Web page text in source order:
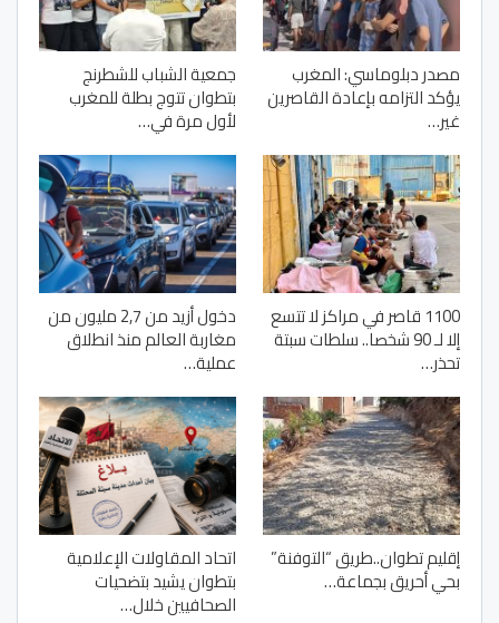
مصدر دبلوماسي: المغرب
يؤكد التزامه بإعادة القاصرين
غير…
جمعية الشباب للشطرنج
بتطوان تتوج بطلة للمغرب
لأول مرة في…
1100 قاصر في مراكز لا تتسع
إلا لـ 90 شخصا.. سلطات سبتة
تحذر…
دخول أزيد من 2,7 مليون من
مغاربة العالم منذ انطلاق
عملية…
إقليم تطوان..طريق “التوفنة”
بحي أحريق بجماعة…
اتحاد المقاولات الإعلامية
بتطوان يشيد بتضحيات
الصحافيين خلال…